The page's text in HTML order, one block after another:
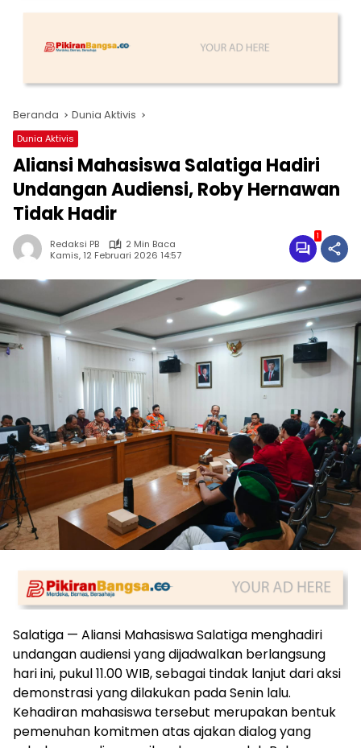
Beranda Dunia Aktivis
Dunia Aktivis
Aliansi Mahasiswa Salatiga Hadiri
Undangan Audiensi, Roby Hernawan
Tidak Hadir
Redaksi PB
2 Min Baca
Kamis, 12 Februari 2026 14:57
1
Salatiga — Aliansi Mahasiswa Salatiga menghadiri
undangan audiensi yang dijadwalkan berlangsung
hari ini, pukul 11.00 WIB, sebagai tindak lanjut dari aksi
demonstrasi yang dilakukan pada Senin lalu.
Kehadiran mahasiswa tersebut merupakan bentuk
pemenuhan komitmen atas ajakan dialog yang